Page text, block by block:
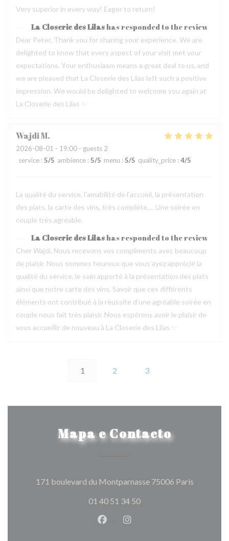
Very superior in every way! Eager to return!
La Closerie des Lilashas responded to the review
Dear Peter, Thank you for sharing your experience. We are
delighted to know that every aspect of your visit met your
expectations. Your enthusiasm means a great deal to us, and
we are pleased that La Closerie des Lilas left such a positive
impression. We would be delighted to welcome you again at
La Closerie des Lilas ✨
WajdiM
2026-08-01 - 19:00 - guests 2
service : 5/5 ambience : 5/5 menu : 5/5 quality_price : 4/5
La qualité du service, l’amabilité de l’accueil, la présentation
des plats, la carte des vins, très complète,… Une soirée en
couple très agréable.
La Closerie des Lilashas responded to the review
Cher Wajdi, Nous recevons vos compliments avec beaucoup
de plaisir. Nous sommes heureux que vous ayez apprécié la
qualité du service, le soin apporté à la présentation des plats
ainsi que notre carte des vins. Savoir que ces différents
éléments ont contribué à la réussite d’une agréable soirée en
couple nous fait très plaisir. Nous espérons avoir le plaisir de
vous accueillir de nouveau à La Closerie des Lilas ✨
1 2 3
Mapa e Contacto
171 boulevard du Montparnasse 75006 Paris((abre
01 40 51 34 50
Facebook ((abre numa nova
Instagram ((abre numa